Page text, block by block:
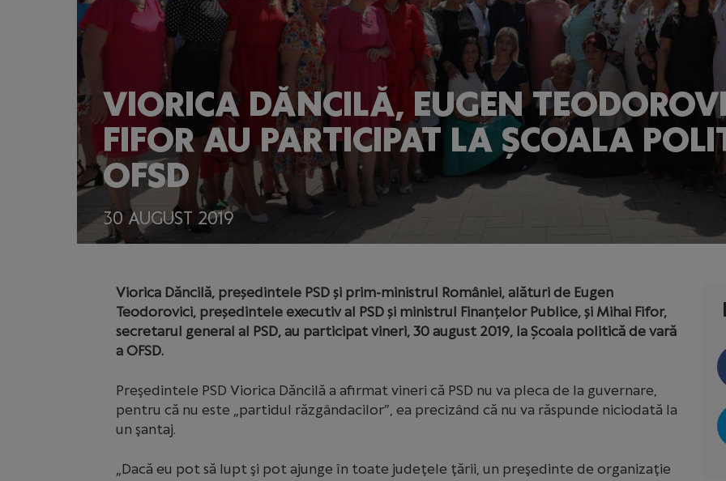
30 AUGUST 2019
VIORICA DĂNCILĂ, EUGEN
FIFOR AU PARTICIPAT LA ȘCOALA
OFSD
Viorica Dăncilă, președintele PSD și prim-ministrul României, alături de Eugen
Teodorovici, președintele executiv al PSD și ministrul Finanțelor Publice, și Mihai Fifor,
secretarul general al PSD, au participat vineri, 30 august 2019, la Școala politică de vară
a OFSD.
Preşedintele PSD Viorica Dăncilă a afirmat vineri că PSD nu va pleca de la guvernare,
pentru că nu este „partidul răzgândacilor”, ea precizând că nu va răspunde niciodată la
un şantaj.
„Dacă eu pot să lupt şi pot ajunge în toate judeţele ţării, un preşedinte de organizaţie